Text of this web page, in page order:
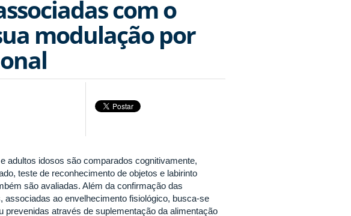
com o
modulação por
adultos idosos são comparados cognitivamente,
teste de reconhecimento de objetos e labirinto
são avaliadas. Além da confirmação das
ao envelhecimento fisiológico, busca-se
através de suplementação da alimentação